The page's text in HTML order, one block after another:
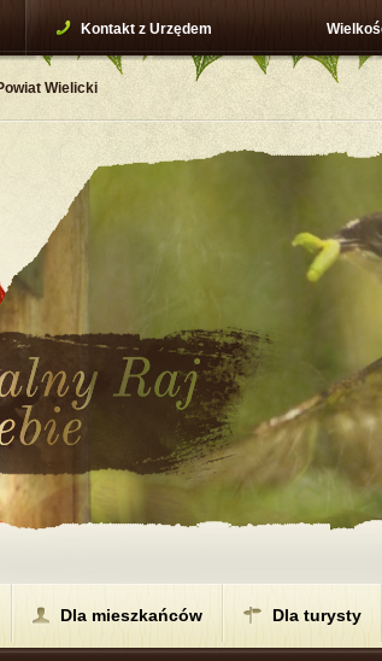
Wielicki
Kontakt z Urzędem
Dla mieszkańców Dla turysty